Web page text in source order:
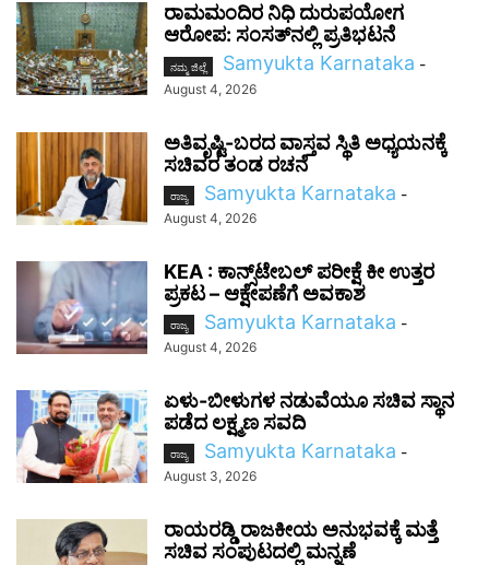
ರಾಮಮಂದಿರ ನಿಧಿ ದುರುಪಯೋಗ
ಆರೋಪ: ಸಂಸತ್‌ನಲ್ಲಿ ಪ್ರತಿಭಟನೆ
ನಮ್ಮ ಜಿಲ್ಲೆ Samyukta Karnataka -
August 4, 2026
ಅತಿವೃಷ್ಟಿ-ಬರದ ವಾಸ್ತವ ಸ್ಥಿತಿ ಅಧ್ಯಯನಕ್ಕೆ
ಸಚಿವರ ತಂಡ ರಚನೆ
ರಾಜ್ಯ Samyukta Karnataka -
August 4, 2026
KEA : ಕಾನ್ಸ್‌ಟೇಬಲ್ ಪರೀಕ್ಷೆ ಕೀ ಉತ್ತರ
ಪ್ರಕಟ – ಆಕ್ಷೇಪಣೆಗೆ ಅವಕಾಶ
ರಾಜ್ಯ Samyukta Karnataka -
August 4, 2026
ಏಳು-ಬೀಳುಗಳ ನಡುವೆಯೂ ಸಚಿವ ಸ್ಥಾನ
ಪಡೆದ ಲಕ್ಷ್ಮಣ ಸವದಿ
ರಾಜ್ಯ Samyukta Karnataka -
August 3, 2026
ರಾಯರಡ್ಡಿ ರಾಜಕೀಯ ಅನುಭವಕ್ಕೆ ಮತ್ತೆ
ಸಚಿವ ಸಂಪುಟದಲ್ಲಿ ಮನ್ನಣೆ